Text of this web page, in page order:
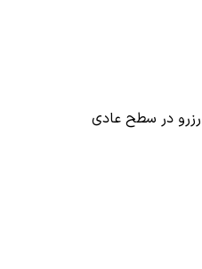
در سطح عادی